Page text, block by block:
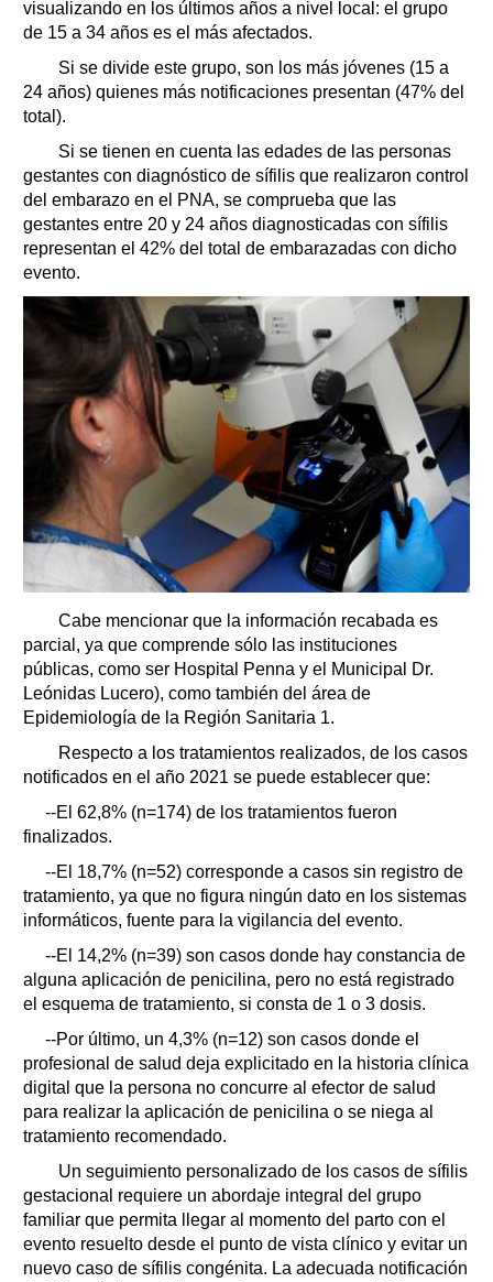
visualizando en los últimos años a nivel local: el grupo
de 15 a 34 años es el más afectados.
Si se divide este grupo, son los más jóvenes (15 a
24 años) quienes más notificaciones presentan (47% del
total).
Si se tienen en cuenta las edades de las personas
gestantes con diagnóstico de sífilis que realizaron control
del embarazo en el PNA, se comprueba que las
gestantes entre 20 y 24 años diagnosticadas con sífilis
representan el 42% del total de embarazadas con dicho
evento.
Cabe mencionar que la información recabada es
parcial, ya que comprende sólo las instituciones
públicas, como ser Hospital Penna y el Municipal Dr.
Leónidas Lucero), como también del área de
Epidemiología de la Región Sanitaria 1.
Respecto a los tratamientos realizados, de los casos
notificados en el año 2021 se puede establecer que:
--El 62,8% (n=174) de los tratamientos fueron
finalizados.
--El 18,7% (n=52) corresponde a casos sin registro de
tratamiento, ya que no figura ningún dato en los sistemas
informáticos, fuente para la vigilancia del evento.
--El 14,2% (n=39) son casos donde hay constancia de
alguna aplicación de penicilina, pero no está registrado
el esquema de tratamiento, si consta de 1 o 3 dosis.
--Por último, un 4,3% (n=12) son casos donde el
profesional de salud deja explicitado en la historia clínica
digital que la persona no concurre al efector de salud
para realizar la aplicación de penicilina o se niega al
tratamiento recomendado.
Un seguimiento personalizado de los casos de sífilis
gestacional requiere un abordaje integral del grupo
familiar que permita llegar al momento del parto con el
evento resuelto desde el punto de vista clínico y evitar un
nuevo caso de sífilis congénita. La adecuada notificación